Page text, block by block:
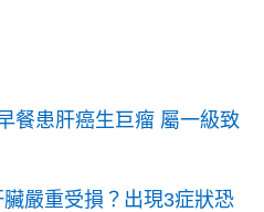
餐患肝癌生巨瘤 屬一級致
嚴重受損？出現3症狀恐